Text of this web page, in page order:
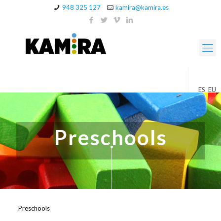
948 325 127 kamira@kamira.es
ES EU
Preschools
Preschools